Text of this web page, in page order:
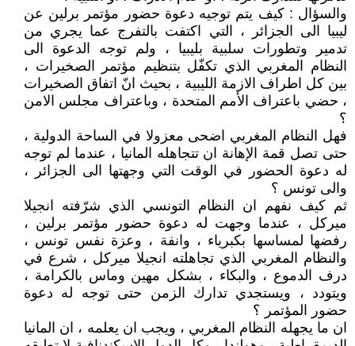
والسؤال : كيف يتم توجيه دعوة حضور مؤتمر برلين عن
ليبيا الى الجزائر ، التي اكتفت بالتفرج عما يجري من
تدمير وتطورات سلبية بليبيا ، ولم توجه الدعوة الى
النظام المغربي الذي تكفّل بتنظيم مؤتمر الصخيرات ،
بين كل اطراف الازمة الليبية ، بحيث انّ اتفاق الصخيرات
، حضي باعتراف الأمم المتحدة ، وباعتراف مجلس الامن
؟
فهل النظام المغربي اضحى معزولا في الساحة الدولية ،
حتى تصل قمة الإهانة ان تتجاهله المانيا ، عندما لم توجه
له دعوة الحضور في الوقت التي وجهتها الى الجزائر ،
والى تونس ؟
ثم كيف نفهم ان النظام التونسي الذي شرّفته انجيلا
ميركل ، عندما وجهت له دعوة حضور مؤتمر برلين ،
رفضها لمساسها بكبرياء ، وانفة ، وعزة نفس تونس ،
والنظام المغربي الذي تجاهلته انجيلا ميركل ، شرع في
درف الدموع ، والبكاء ، بشكل مهين وماس بالكرامة ،
ويتودد ، ويستجدي تدارك الزمن حتى توجه له دعوة
حضور المؤتمر ؟
ان ما يجهله النظام المغربي ، ويجب ان يعلمه ، ان المانيا